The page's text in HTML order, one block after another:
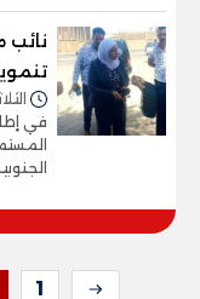
نائب
الثلاثاء 23/
في
1